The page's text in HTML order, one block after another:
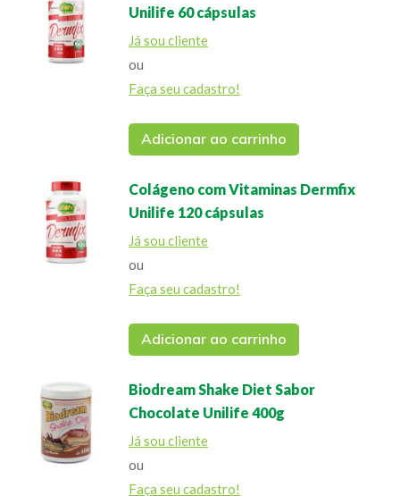
Unilife 60 cápsulas
Já sou cliente
ou
Faça seu cadastro!
Adicionar ao carrinho
Colágeno com Vitaminas Dermfix
Unilife 120 cápsulas
Já sou cliente
ou
Faça seu cadastro!
Adicionar ao carrinho
Biodream Shake Diet Sabor
Chocolate Unilife 400g
Já sou cliente
ou
Faça seu cadastro!